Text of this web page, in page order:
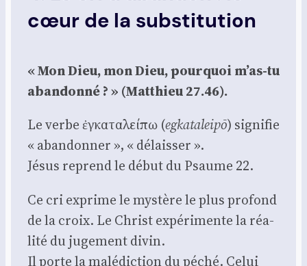
cœur de la substitution
« Mon Dieu, mon Dieu, pour­quoi m’as-tu
aban­don­né ? » (Mat­thieu 27.46).
Le verbe ἐγκαταλείπω (egka­ta­leipō) signi­fie
« aban­don­ner », « délais­ser ».
Jésus reprend le début du Psaume 22.
Ce cri exprime le mys­tère le plus pro­fond
de la croix. Le Christ expé­ri­mente la réa­
li­té du juge­ment divin.
Il porte la malé­dic­tion du péché. Celui